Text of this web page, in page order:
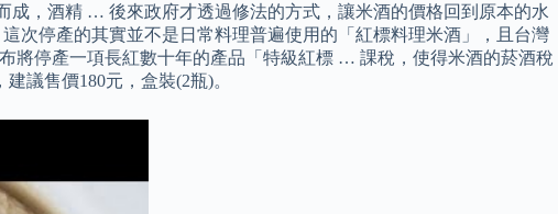
，酒精 … 後來政府才透過修法的方式，讓米酒的價格回到原本的水
次停產的其實並不是日常料理普遍使用的「紅標料理米酒」，且台灣
將停產一項長紅數十年的產品「特級紅標 … 課稅，使得米酒的菸酒稅
議售價180元，盒裝(2瓶)。